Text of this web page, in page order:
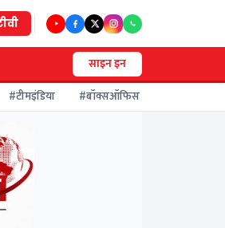
साइन इन
#टीमइंडिया #बॉक्सऑफिस